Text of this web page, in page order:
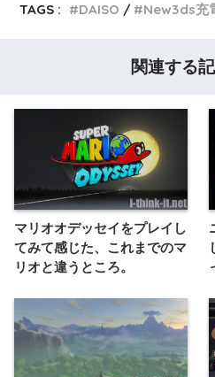
TAGS :
DAISO New3ds充
関連する
マリオオデッセイをプレイし
てみて感じた、これまでのマ
リオと違うところ。